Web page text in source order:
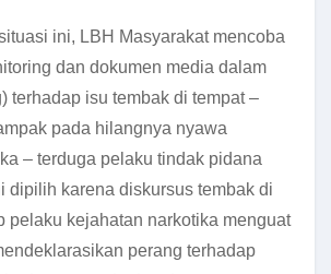
ini, LBH Masyarakat mencoba
dan dokumen media dalam
terhadap isu tembak di tempat –
pada hilangnya nyawa
– terduga pelaku tindak pidana
dipilih karena diskursus tembak di
pelaku kejahatan narkotika menguat
perang terhadap